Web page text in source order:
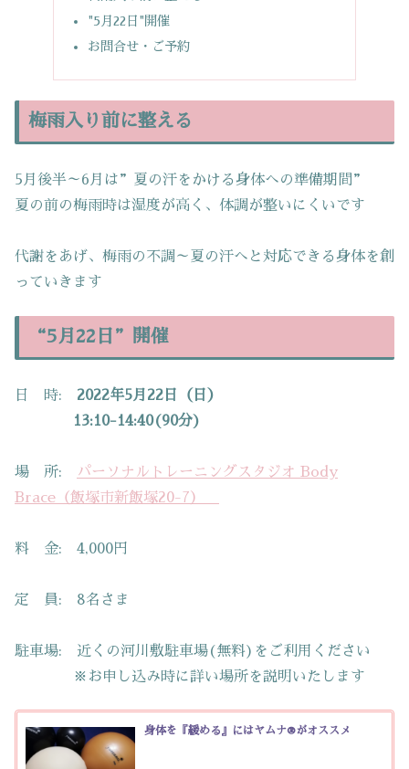
"5月22日"開催
お問合せ・ご予約
梅雨入り前に整える
5月後半～6月は”夏の汗をかける身体への準備期間”
夏の前の梅雨時は湿度が高く、体調が整いにくいです
代謝をあげ、梅雨の不調～夏の汗へと対応できる身体を創
っていきます
“5月22日”開催
日 時: 2022年5月22日（日）
13:10-14:40(90分)
場 所:
パーソナルトレーニングスタジオ Body
Brace（飯塚市新飯塚20-7）
料 金: 4,000円
定 員: 8名さま
駐車場: 近くの河川敷駐車場(無料)をご利用ください
※お申し込み時に詳い場所を説明いたします
身体を『緩める』にはヤムナ®がオススメ